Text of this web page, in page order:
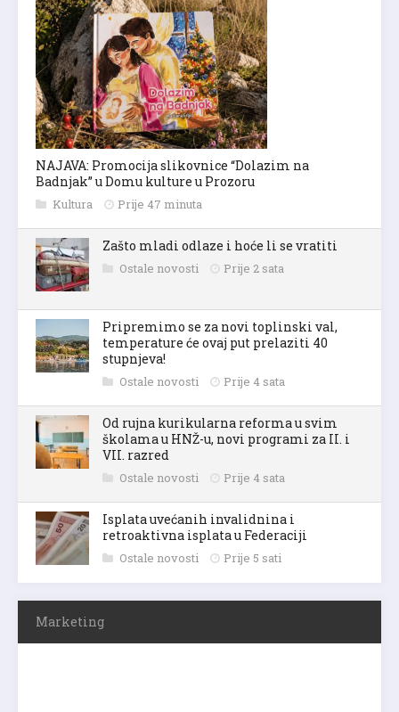
NAJAVA: Promocija slikovnice “Dolazim na
Badnjak” u Domu kulture u Prozoru
Kultura Prije 47 minuta
Zašto mladi odlaze i hoće li se vratiti
Ostale novosti Prije 2 sata
Pripremimo se za novi toplinski val,
temperature će ovaj put prelaziti 40
stupnjeva!
Ostale novosti Prije 4 sata
Od rujna kurikularna reforma u svim
školama u HNŽ-u, novi programi za II. i
VII. razred
Ostale novosti Prije 4 sata
Isplata uvećanih invalidnina i
retroaktivna isplata u Federaciji
Ostale novosti Prije 5 sati
Marketing